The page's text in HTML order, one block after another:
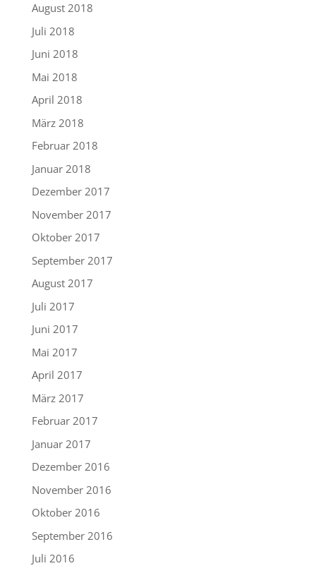
August 2018
Juli 2018
Juni 2018
Mai 2018
April 2018
März 2018
Februar 2018
Januar 2018
Dezember 2017
November 2017
Oktober 2017
September 2017
August 2017
Juli 2017
Juni 2017
Mai 2017
April 2017
März 2017
Februar 2017
Januar 2017
Dezember 2016
November 2016
Oktober 2016
September 2016
Juli 2016